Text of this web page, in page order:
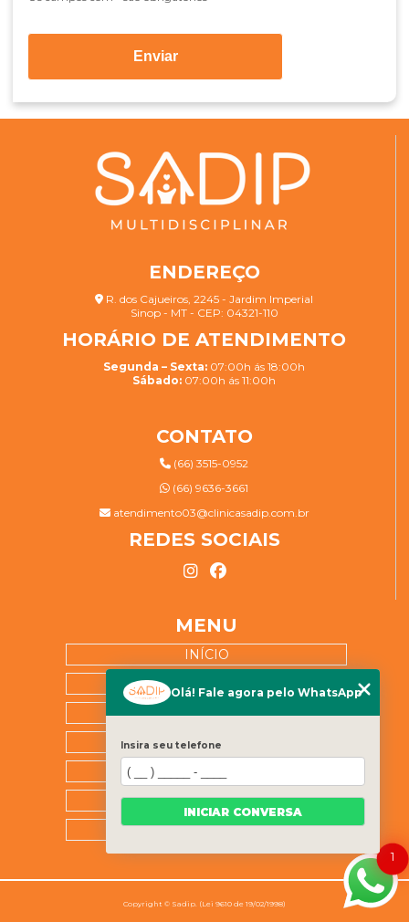
ENDEREÇO
R. dos Cajueiros, 2245 - Jardim Imperial
Sinop - MT - CEP: 04321-110
HORÁRIO DE ATENDIMENTO
Segunda – Sexta: 07:00h ás 18:00h
Sábado: 07:00h ás 11:00h
CONTATO
(66) 3515-0952
(66) 9636-3661
atendimento03@clinicasadip.com.br
REDES SOCIAIS
MENU
INÍCIO
SOBRE NÓS
ESPECIALIDADES
BLOG
CATEGORIAS
FALE CONOSCO!
MAPA DO SITE
Copyright © Sadip. (Lei 9610 de 19/02/1998)
1
Olá! Fale agora pelo WhatsApp
Insira seu telefone
INICIAR CONVERSA